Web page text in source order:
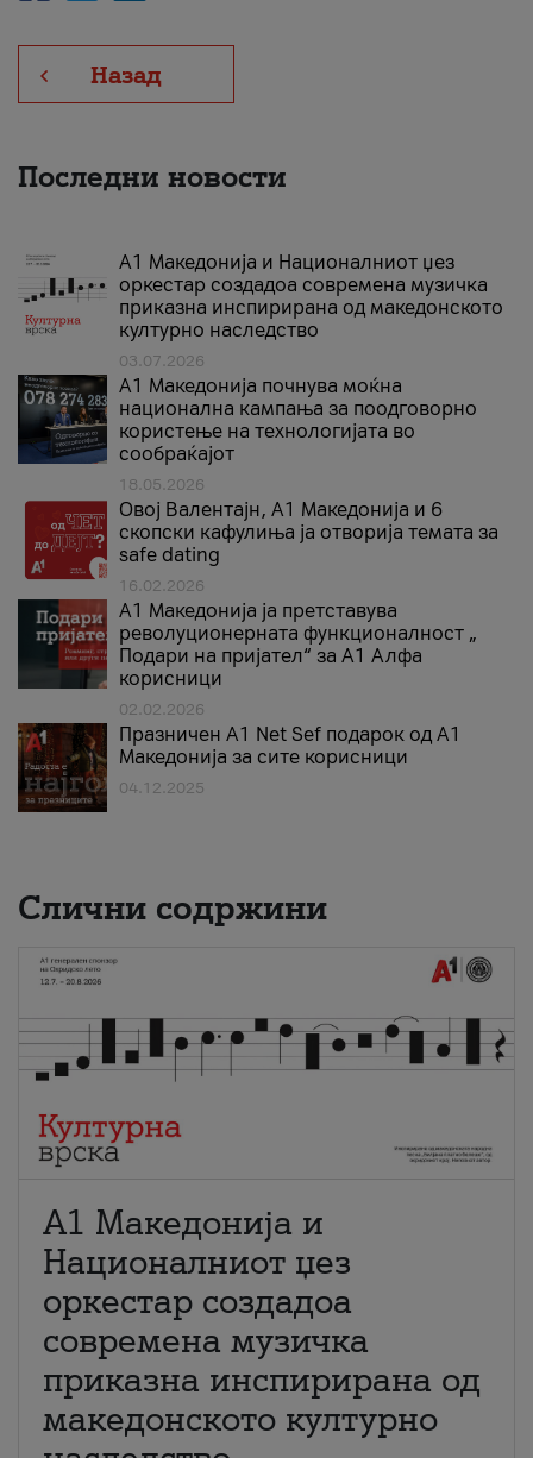
Назад
Последни новости
А1 Македонија и Националниот џез
оркестар создадоа современа музичка
приказна инспирирана од македонското
културно наследство
03.07.2026
A1 Македонија почнува моќна
национална кампања за поодговорно
користење на технологијата во
сообраќајот
18.05.2026
Овој Валентајн, A1 Македонија и 6
скопски кафулиња ја отворија темата за
safe dating
16.02.2026
А1 Македонија ја претставува
револуционерната функционалност „
Подари на пријател“ за А1 Алфа
корисници
02.02.2026
Празничен A1 Net Sеf подарок од А1
Македонија за сите корисници
04.12.2025
Слични содржини
А1 Македонија и
Националниот џез
оркестар создадоа
современа музичка
приказна инспирирана од
македонското културно